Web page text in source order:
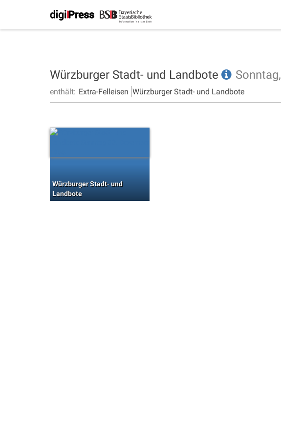
Würzburger Stadt- und Landbote Sonntag,
enthält: Extra-Felleisen Würzburger Stadt- und Landbote
Würzburger Stadt- und
Landbote